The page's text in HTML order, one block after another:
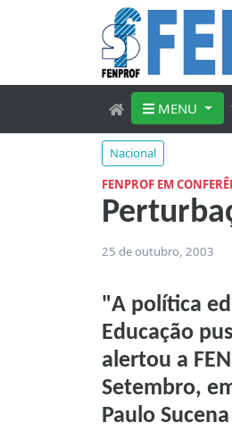
MENU
Nacional
FENPROF EM
25 de outubro, 2003
"A política
Educação
alertou a
Setembro,
Paulo